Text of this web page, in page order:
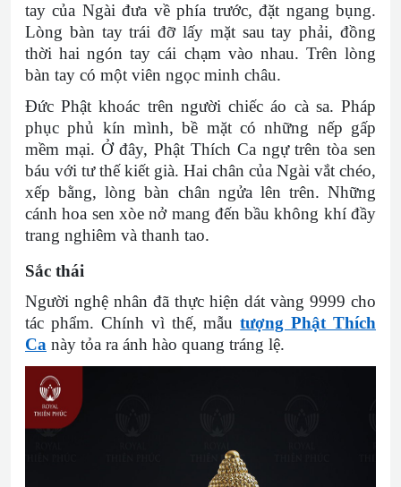
tay của Ngài đưa về phía trước, đặt ngang bụng.
Lòng bàn tay trái đỡ lấy mặt sau tay phải, đồng
thời hai ngón tay cái chạm vào nhau. Trên lòng
bàn tay có một viên ngọc minh châu.
Đức Phật khoác trên người chiếc áo cà sa. Pháp
phục phủ kín mình, bề mặt có những nếp gấp
mềm mại. Ở đây, Phật Thích Ca ngự trên tòa sen
báu với tư thế kiết già. Hai chân của Ngài vắt chéo,
xếp bằng, lòng bàn chân ngửa lên trên. Những
cánh hoa sen xòe nở mang đến bầu không khí đầy
trang nghiêm và thanh tao.
Sắc thái
Người nghệ nhân đã thực hiện dát vàng 9999 cho
tác phẩm. Chính vì thế, mẫutượng Phật Thích
Ca này tỏa ra ánh hào quang tráng lệ.